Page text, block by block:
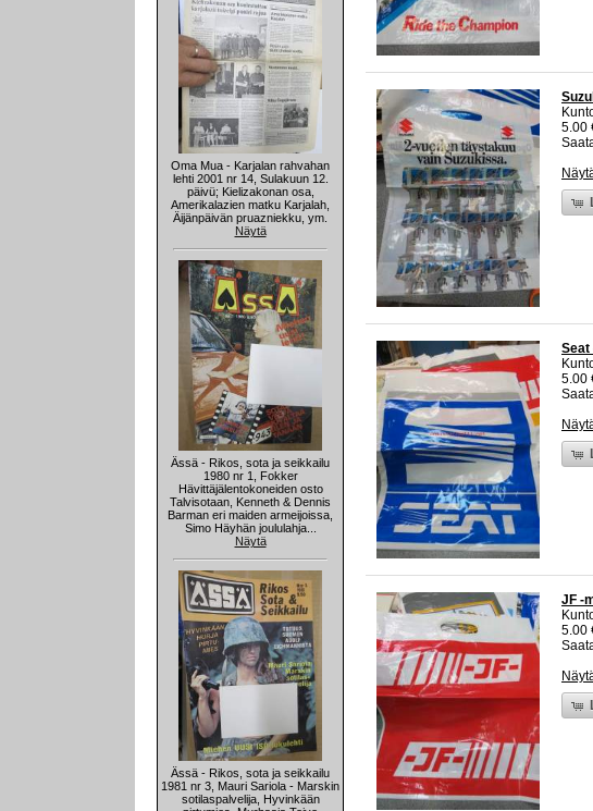
Oma Mua - Karjalan rahvahan
lehti 2001 nr 14, Sulakuun 12.
päivü; Kielizakonan osa,
Amerikalazien matku Karjalah,
Äijänpäivän pruazniekku, ym.
Näytä
Ässä - Rikos, sota ja seikkailu
1980 nr 1, Fokker
Hävittäjälentokoneiden osto
Talvisotaan, Kenneth & Dennis
Barman eri maiden armeijoissa,
Simo Häyhän joululahja...
Näytä
Ässä - Rikos, sota ja seikkailu
1981 nr 3, Mauri Sariola - Marskin
sotilaspalvelija, Hyvinkään
5.00
5.00
JF -
5.00